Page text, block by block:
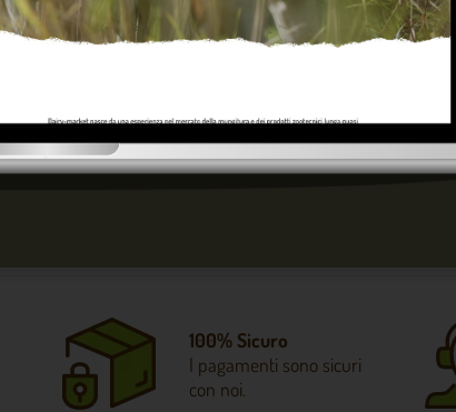
100% Sicuro
I pagamenti sono sicuri
con noi.